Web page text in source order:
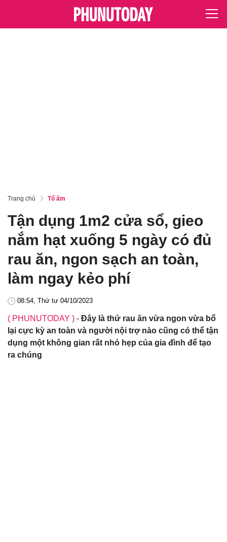
Trang chủ Tổ ấm
Tận dụng 1m2 cửa sổ, gieo
nắm hạt xuống 5 ngày có đủ
rau ăn, ngon sạch an toàn,
làm ngay kẻo phí
08:54, Thứ tư 04/10/2023
( PHUNUTODAY ) - Đây là thứ rau ăn vừa ngon vừa bổ
lại cực kỳ an toàn và người nội trợ nào cũng có thể tận
dụng một không gian rất nhỏ hẹp của gia đình để tạo
ra chúng